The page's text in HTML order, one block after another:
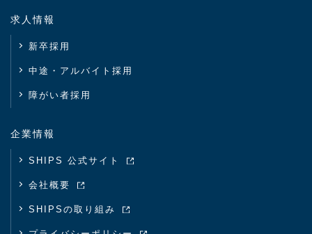
求人情報
新卒採用
中途・アルバイト採用
障がい者採用
企業情報
SHIPS 公式サイト
会社概要
SHIPSの取り組み